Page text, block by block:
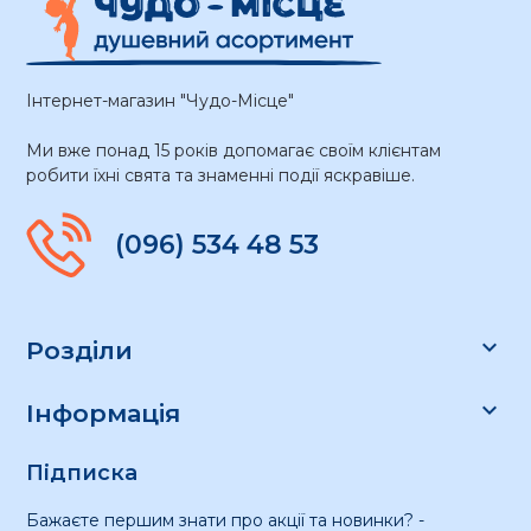
Інтернет-магазин "Чудо-Місце"
Ми вже понад 15 років допомагає своїм клієнтам
робити їхні свята та знаменні події яскравіше.
(096) 534 48 53
Розділи 
Інформація 
Підписка
Бажаєте першим знати про акції та новинки? -